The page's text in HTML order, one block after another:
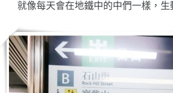
就像每天會在地鐵中的中們一樣，生